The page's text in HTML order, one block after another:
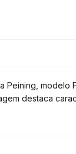
destaca